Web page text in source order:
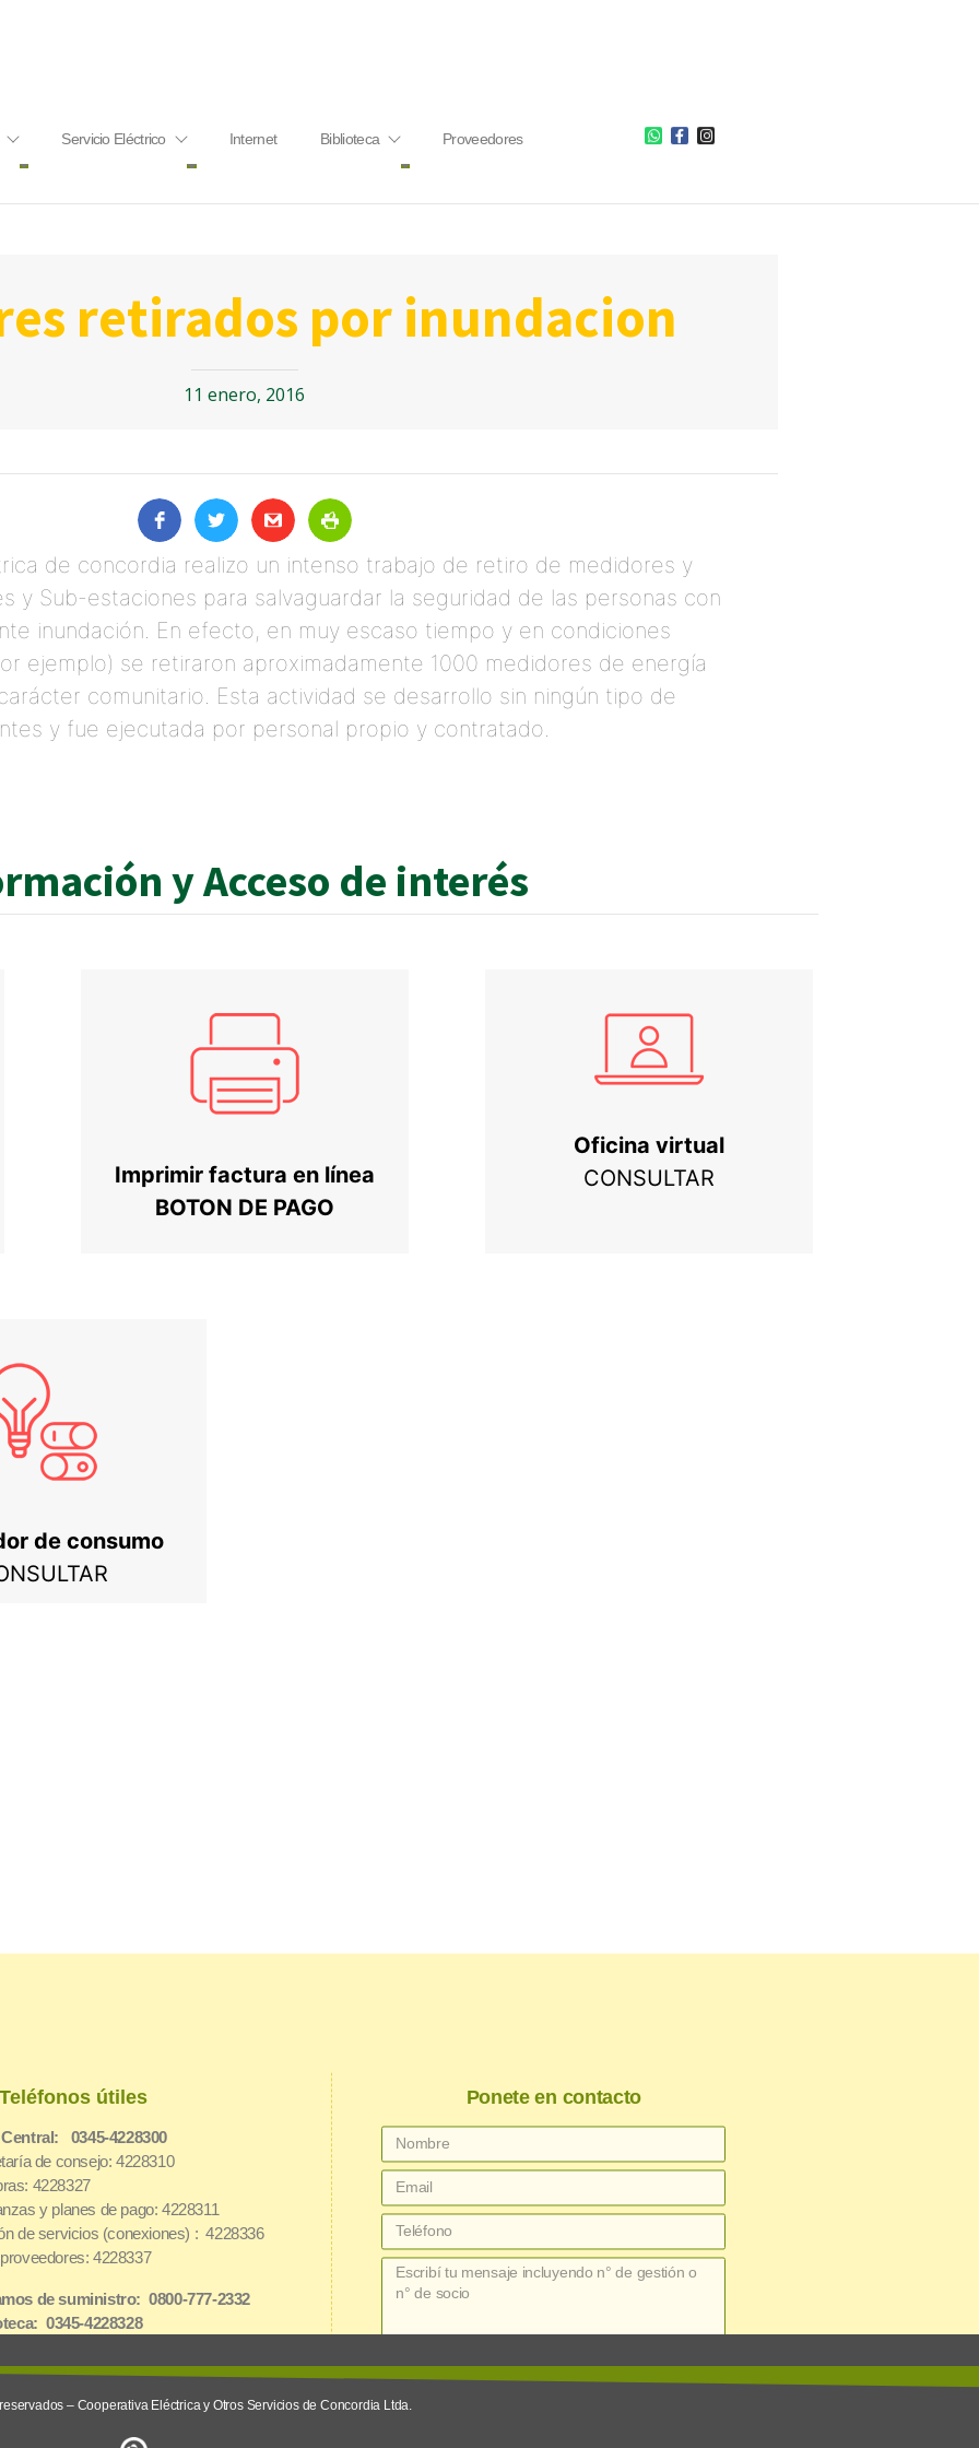
Servicio Eléctrico Internet Biblioteca Proveedores
retirados por inundacion
11 enero, 2016
de concordia realizo un intenso trabajo de retiro de medidores y
y Sub-estaciones para salvaguardar la seguridad de las personas con
inundación. En efecto, en muy escaso tiempo y en condiciones
ejemplo) se retiraron aproximadamente 1000 medidores de energía
comunitario. Esta actividad se desarrollo sin ningún tipo de
y fue ejecutada por personal propio y contratado.
y Acceso de interés
Imprimir factura en línea
BOTON DE PAGO
Oficina virtual
CONSULTAR
de consumo
Teléfonos útiles
0345-4228300
de consejo: 4228310
4228327
y planes de pago: 4228311
de servicios (conexiones) : 4228336
4228337
de suministro: 0800-777-2332
0345-4228328
Ponete en contacto
enviar
– Cooperativa Eléctrica y Otros Servicios de Concordia Ltda.